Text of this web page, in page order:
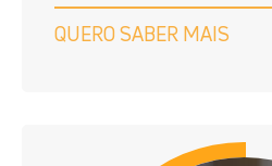
QUERO SABER MAIS